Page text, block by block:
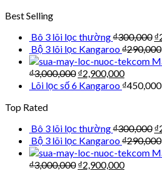
Best Selling
Bô 3 lõi lọc thường₫300,000 ₫
Bộ 3 lõi lọc Kangaroo₫290,000
₫3,000,000 ₫2,900,000
Lõi lọc số 6 Kangaroo ₫450,000
Top Rated
Bô 3 lõi lọc thường₫300,000 ₫
Bộ 3 lõi lọc Kangaroo₫290,000
₫3,000,000 ₫2,900,000